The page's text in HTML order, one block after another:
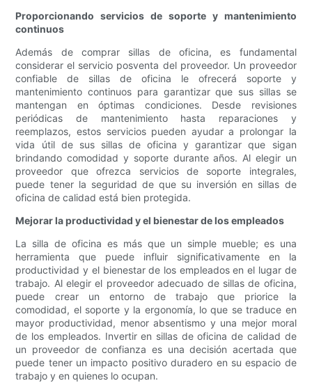
Proporcionando servicios de soporte y mantenimiento
continuos
Además de comprar sillas de oficina, es fundamental
considerar el servicio posventa del proveedor. Un proveedor
confiable de sillas de oficina le ofrecerá soporte y
mantenimiento continuos para garantizar que sus sillas se
mantengan en óptimas condiciones. Desde revisiones
periódicas de mantenimiento hasta reparaciones y
reemplazos, estos servicios pueden ayudar a prolongar la
vida útil de sus sillas de oficina y garantizar que sigan
brindando comodidad y soporte durante años. Al elegir un
proveedor que ofrezca servicios de soporte integrales,
puede tener la seguridad de que su inversión en sillas de
oficina de calidad está bien protegida.
Mejorar la productividad y el bienestar de los empleados
La silla de oficina es más que un simple mueble; es una
herramienta que puede influir significativamente en la
productividad y el bienestar de los empleados en el lugar de
trabajo. Al elegir el proveedor adecuado de sillas de oficina,
puede crear un entorno de trabajo que priorice la
comodidad, el soporte y la ergonomía, lo que se traduce en
mayor productividad, menor absentismo y una mejor moral
de los empleados. Invertir en sillas de oficina de calidad de
un proveedor de confianza es una decisión acertada que
puede tener un impacto positivo duradero en su espacio de
trabajo y en quienes lo ocupan.